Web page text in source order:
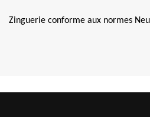
Zinguerie conforme aux normes